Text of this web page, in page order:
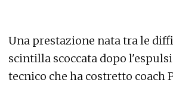
Una prestazione nata tra le
scintilla scoccata dopo
tecnico che ha costretto coach